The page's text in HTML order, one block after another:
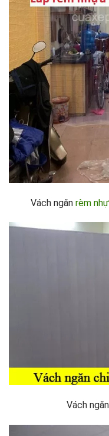
Vách ngăn rèm
Vách